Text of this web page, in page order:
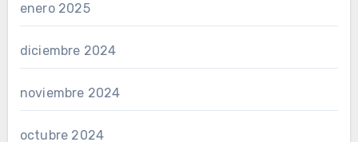
enero 2025
diciembre 2024
noviembre 2024
octubre 2024